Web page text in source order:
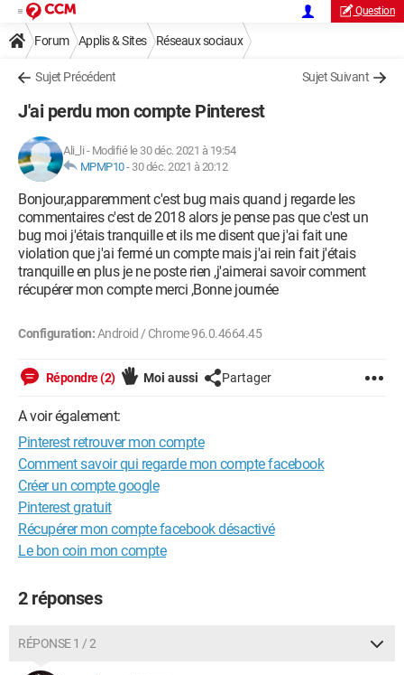
Question
Forum Applis & Sites Réseaux sociaux
Sujet Précédent Sujet Suivant
J'ai perdu mon compte Pinterest
Ali_li - Modifié le 30 déc. 2021 à 19:54
MPMP10- 30 déc. 2021 à 20:12
Bonjour,apparemment c'est bug mais quand j regarde les
commentaires c'est de 2018 alors je pense pas que c'est un
bug moi j'étais tranquille et ils me disent que j'ai fait une
violation que j'ai fermé un compte mais j'ai rein fait j'étais
tranquille en plus je ne poste rien ,j'aimerai savoir comment
récupérer mon compte merci ,Bonne journée
Configuration:Android / Chrome 96.0.4664.45
Répondre (2) Moi aussi Partager
A voir également:
Pinterest retrouver mon compte
Comment savoir qui regarde mon compte facebook
Créer un compte google
Pinterest gratuit
Récupérer mon compte facebook désactivé
Le bon coin mon compte
2 réponses
RÉPONSE 1 / 2